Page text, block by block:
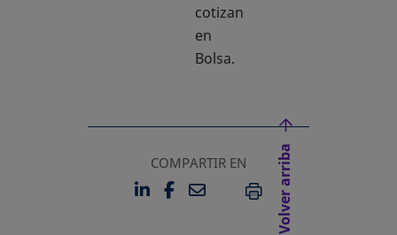
cotizan
en
Bolsa.
COMPARTIR EN
LINKEDIN
SE ABRE EN UNA PESTAÑA
FACEBOOK
SE ABRE EN UNA
EMAILIMPRIMIR
Volver arriba